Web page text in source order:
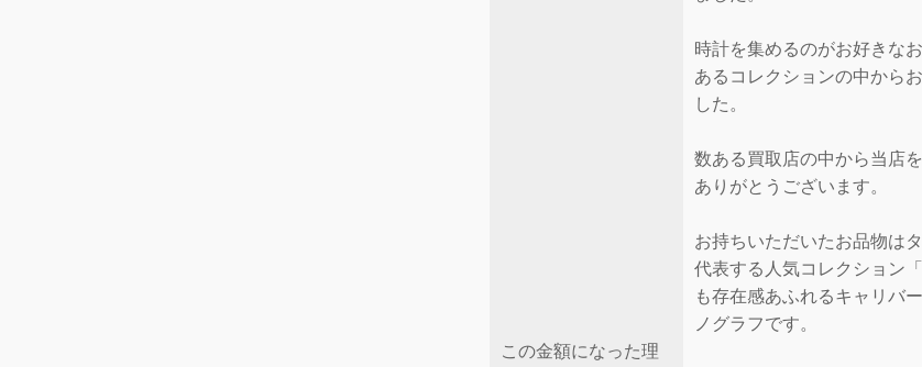
この金額になった理
時計を集めるのがお好きな
あるコレクションの中から
した。
数ある買取店の中から当店
ありがとうございます。
お持ちいただいたお品物は
代表する人気コレクション
も存在感あふれるキャリバ
ノグラフです。